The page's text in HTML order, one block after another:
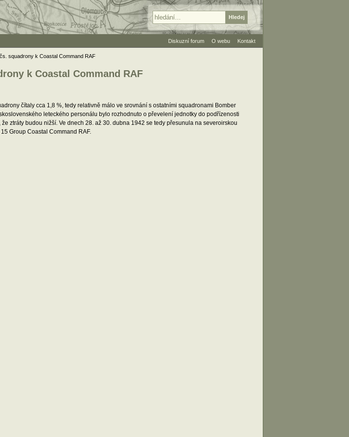
k Coastal Command RAF
čítaly cca 1,8 %, tedy relativně málo ve srovnání s ostatními squadronami Bomber
leteckého personálu bylo rozhodnuto o převelení jednotky do podřízenosti
ztráty budou nižší. Ve dnech 28. až 30. dubna 1942 se tedy přesunula na severoirskou
Group Coastal Command RAF.
squadrony k Coastal Command RAF
Diskuzní forum O webu Kontakt